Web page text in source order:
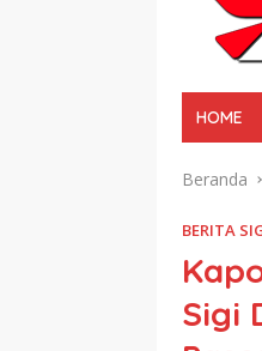
HOME
Beranda
BERITA
Sigi